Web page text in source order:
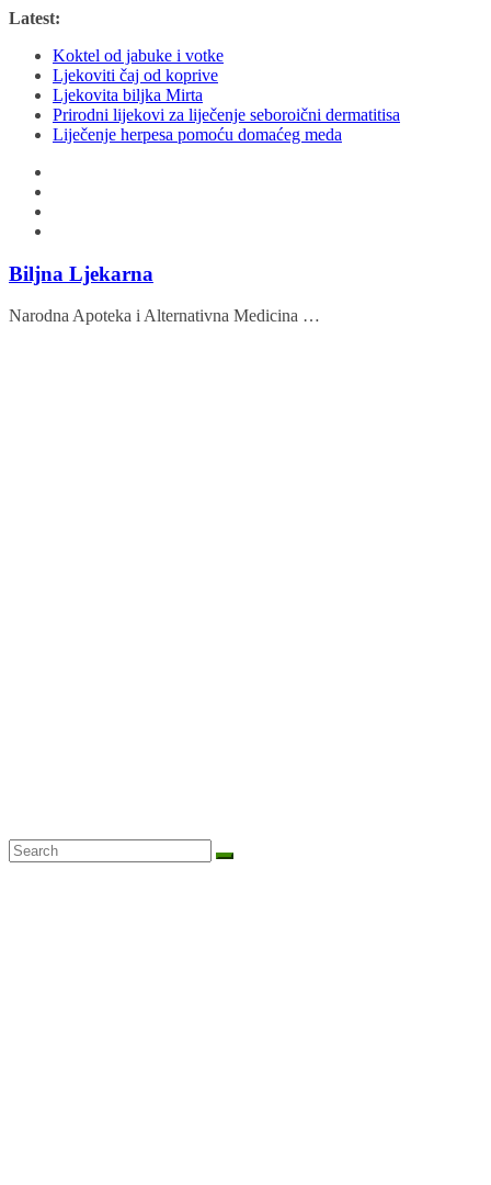
Skip
content
Latest:
Koktel od jabuke i votke
Ljekoviti čaj od koprive
Ljekovita biljka Mirta
Prirodni lijekovi za liječenje seboroični dermatitisa
Liječenje herpesa pomoću domaćeg meda
Biljna Ljekarna
Narodna Apoteka i Alternativna Medicina …